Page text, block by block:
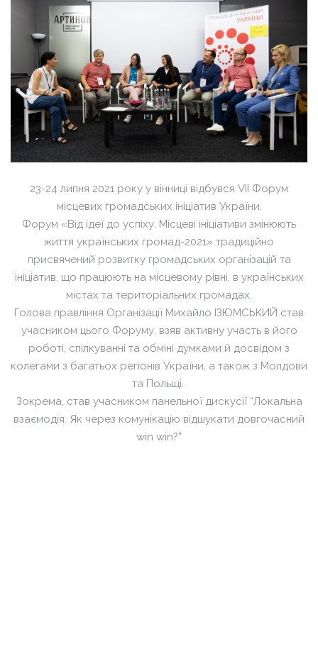
23-24 липня 2021 року у вінниці відбувся VIІ Форум
місцевих громадських ініціатив України.
Форум «Від ідеї до успіху. Місцеві ініціативи змінюють
життя українських громад-2021» традиційно
присвячений розвитку громадських організацій та
ініціатив, що працюють на місцевому рівні, в українських
містах та територіальних громадах.
Голова правління Організації Михайло ІЗЮМСЬКИЙ став
учасником цього Форуму, взяв активну участь в його
роботі, спілкуванні та обміні думками й досвідом з
колегами з багатьох регіонів України, а також з Молдови
та Польщі.
Зокрема, став учасником панельної дискусії “Локальна
взаємодія. Як через комунікацію відшукати довгочасний
win win?”